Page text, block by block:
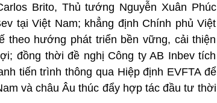
Brito, Thủ tướng Nguyễn Xuân Phúc
tại Việt Nam; khẳng định Chính phủ Việt
theo hướng phát triển bền vững, cải thiện
đồng thời đề nghị Công ty AB Inbev tích
tiến trình thông qua Hiệp định EVFTA để
và châu Âu thúc đẩy hợp tác đầu tư thời